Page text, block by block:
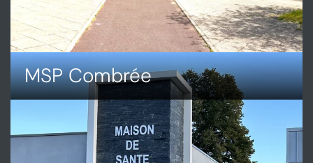
MSP Combrée
DÉCOUVRIR
MSP
COMBRÉE